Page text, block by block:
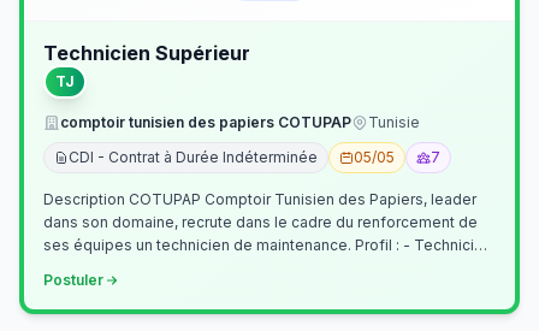
Technicien Supérieur
TJ
comptoir tunisien des papiers COTUPAP
Tunisie
CDI - Contrat à Durée Indéterminée
05/05 7
Description COTUPAP Comptoir Tunisien des Papiers, leader
dans son domaine, recrute dans le cadre du renforcement de
ses équipes un technicien de maintenance. Profil : - Technicien
Postuler